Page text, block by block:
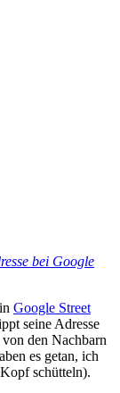
bei Google
Google Street
seine Adresse
den Nachbarn
es getan, ich
schütteln).